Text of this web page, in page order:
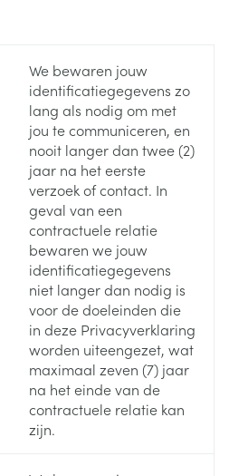
We bewaren jouw
identificatiegegevens zo
lang als nodig om met
jou te communiceren, en
nooit langer dan twee (2)
jaar na het eerste
verzoek of contact. In
geval van een
contractuele relatie
bewaren we jouw
identificatiegegevens
niet langer dan nodig is
voor de doeleinden die
in deze Privacyverklaring
worden uiteengezet, wat
maximaal zeven (7) jaar
na het einde van de
contractuele relatie kan
zijn.